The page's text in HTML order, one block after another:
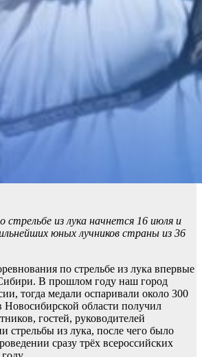
стрельбе из лука начнется 16 июля и
юных лучников страны из 36
по стрельбе из лука впервые
В прошлом году наш город
тогда медали оспаривали около 300
Новосибирской области получил
гостей, руководителей
стрельбы из лука, после чего было
сразу трёх всероссийских